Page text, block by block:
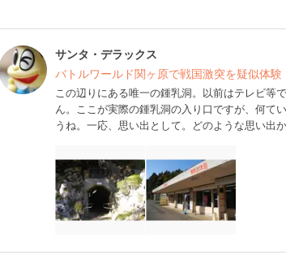
サンタ・デラックス
バトルワールド関ヶ原で戦国激突を疑似体験
この辺りにある唯一の鍾乳洞。以前はテレビ等
ん。ここが実際の鍾乳洞の入り口ですが、何て
うね。一応、思い出として。どのような思い出